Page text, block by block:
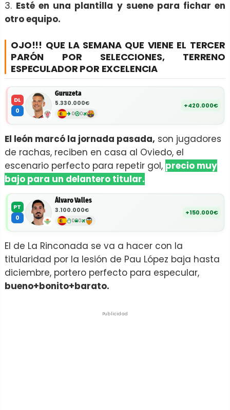
3. Esté en una plantilla y suene para fichar en
otro equipo.
OJO!!! QUE LA SEMANA QUE VIENE EL TERCER
PARÓN POR SELECCIONES, TERRENO
ESPECULADOR POR EXCELENCIA
DL
0
Guruzeta
5.330.000€
0 0
+420.000€
El león marcó la jornada pasada, son jugadores
de rachas, reciben en casa al Oviedo, el
escenario perfecto para repetir gol, precio muy
bajo para un delantero titular.
PT
0
Álvaro Valles
3.100.000€
0 0
+150.000€
El de La Rinconada se va a hacer con la
titularidad por la lesión de Pau López baja hasta
diciembre, portero perfecto para especular,
bueno+bonito+barato.
Publicidad